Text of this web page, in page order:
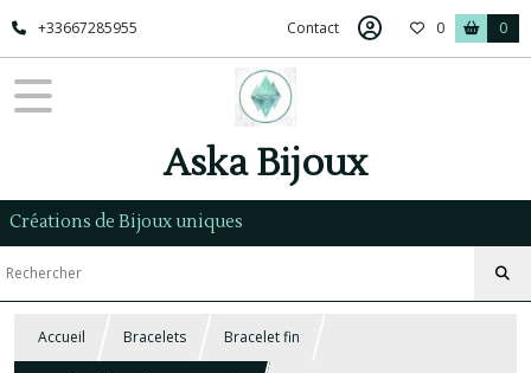
+33667285955 Contact 0 0
Aska Bijoux
Créations de Bijoux uniques
Accueil Bracelets Bracelet fin